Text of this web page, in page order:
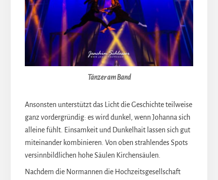
Tänzer am Band
Ansonsten unterstützt das Licht die Geschichte teilweise
ganz vordergründig: es wird dunkel, wenn Johanna sich
alleine fühlt. Einsamkeit und Dunkelhait lassen sich gut
miteinander kombinieren. Von oben strahlendes Spots
versinnbildlichen hohe Säulen Kirchensäulen.
Nachdem die Normannen die Hochzeitsgesellschaft